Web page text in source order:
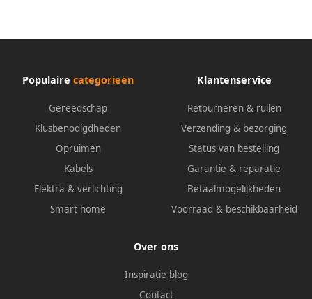
Populaire categorieën
Gereedschap
Klusbenodigdheden
Opruimen
Kabels
Elektra & verlichting
Smart home
Klantenservice
Retourneren & ruilen
Verzending & bezorging
Status van bestelling
Garantie & reparatie
Betaalmogelijkheden
Voorraad & beschikbaarheid
Over ons
Inspiratie blog
Contact